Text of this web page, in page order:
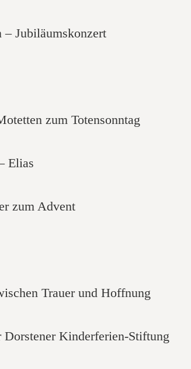
– Jubiläumskonzert
zum Totensonntag
Elias
zum Advent
Trauer und Hoffnung
Kinderferien-Stiftung